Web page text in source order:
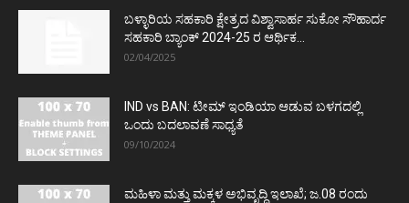
ಬಳ್ಳಾರಿಯ ಸಹಕಾರಿ ಕ್ಷೇತ್ರದ ವಿಶ್ವಾಸಾರ್ಹ ಸುಕೋ ಸೌಹಾರ್ದ
ಸಹಕಾರಿ ಬ್ಯಾಂಕ್ 2024-25 ರ ಆರ್ಥಿಕ...
02/04/2025
IND vs BAN: ಟೀಮ್ ಇಂಡಿಯಾ ಆಡುವ ಬಳಗದಲ್ಲಿ
ಒಂದು ಬದಲಾವಣೆ ಸಾಧ್ಯತೆ
09/10/2024
ಮಹಿಳಾ ಮತ್ತು ಮಕ್ಕಳ ಅಭಿವೃದ್ಧಿ ಇಲಾಖೆ; ಜ.08 ರಂದು